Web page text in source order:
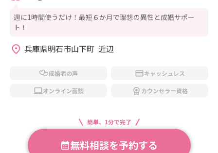
週に1時間使うだけ！最短６か月で理想の異性と成婚サポー
ト！
兵庫県明石市山下町  近辺
成婚者の声 キャッシュレス
オンライン面談 カウンセラー資格
簡単、1分で完了
無料相談を予約する